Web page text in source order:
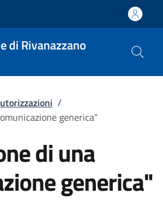
di Rivanazzano
/
generica"
di una
generica"